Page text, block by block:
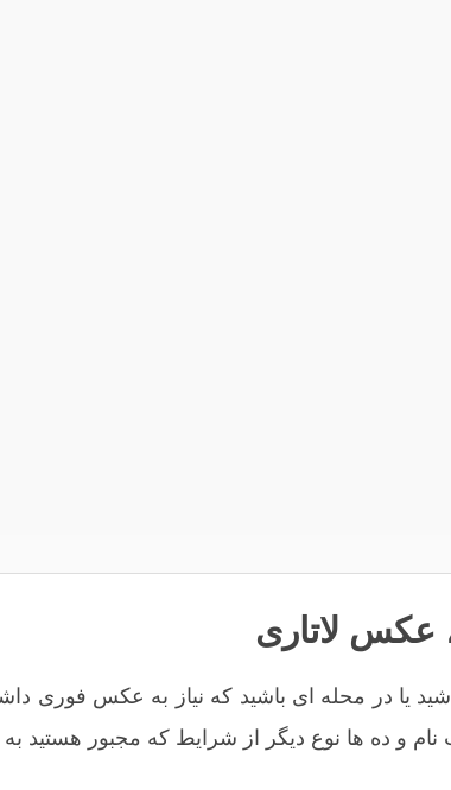
عکس لاتاری
یا در محله ای باشید که نیاز به عکس فوری